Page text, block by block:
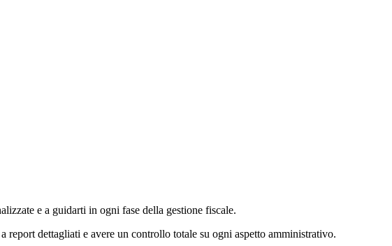
e a guidarti in ogni fase della gestione fiscale.
report dettagliati e avere un controllo totale su ogni aspetto amministrativo.